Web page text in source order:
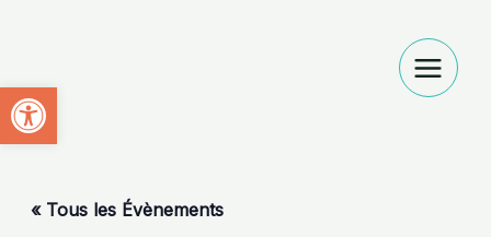
Ouvrir la barre d’outils
« Tous les Évènements